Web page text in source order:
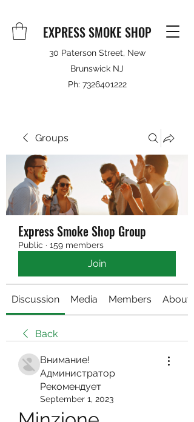
EXPRESS SMOKE SHOP
30 Paterson Street, New
Brunswick NJ
Ph: 7326401222
Groups
Express Smoke Shop Group
Public · 159 members
Join
Discussion Media Members About
Back
Внимание!
Администратор
Рекомендует
September 1, 2023